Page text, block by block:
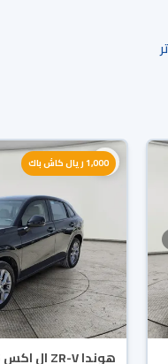
1,000 ريال كاش باك
هوندا ZR-V ال اكس 2025